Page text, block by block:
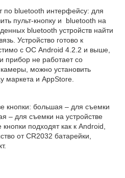
по bluetooth интерфейсу: для
пульт-кнопку и bluetooth на
bluetooth устройств найти
Устройство готово к
с ОС Android 4.2.2 и выше,
прибор не работает со
можно установить
маркета и AppStore.
кнопки: большая – для съемки
– для съемки на устройстве
подходят как к Android,
от CR2032 батарейки,